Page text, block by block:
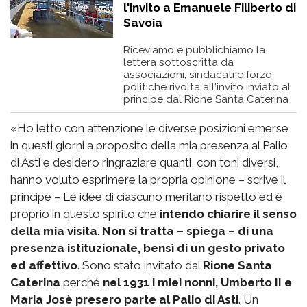
l'invito a Emanuele Filiberto di
Savoia
Riceviamo e pubblichiamo la
lettera sottoscritta da
associazioni, sindacati e forze
politiche rivolta all'invito inviato al
principe dal Rione Santa Caterina
«Ho letto con attenzione le diverse posizioni emerse
in questi giorni a proposito della mia presenza al Palio
di Asti e desidero ringraziare quanti, con toni diversi,
hanno voluto esprimere la propria opinione – scrive il
principe – Le idee di ciascuno meritano rispetto ed è
proprio in questo spirito che intendo chiarire il senso
della mia visita. Non si tratta – spiega – di una
presenza istituzionale, bensì di un gesto privato
ed affettivo. Sono stato invitato dal Rione Santa
Caterina perché nel 1931 i miei nonni, Umberto II e
Maria Josè presero parte al Palio di Asti. Un